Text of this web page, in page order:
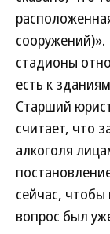
сооружений)».
стадионы
есть к
Старший
считает, что
алкоголя
сейчас,
вопрос был